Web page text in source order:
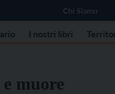
Chi Siamo
I nostri libri
muore